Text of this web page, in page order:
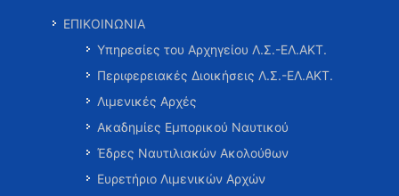
ΕΠΙΚΟΙΝΩΝΙΑ
Υπηρεσίες του Αρχηγείου Λ.Σ.-ΕΛ.ΑΚΤ.
Περιφερειακές Διοικήσεις Λ.Σ.-ΕΛ.ΑΚΤ.
Λιμενικές Αρχές
Ακαδημίες Εμπορικού Ναυτικού
Έδρες Ναυτιλιακών Ακολούθων
Ευρετήριο Λιμενικών Αρχών